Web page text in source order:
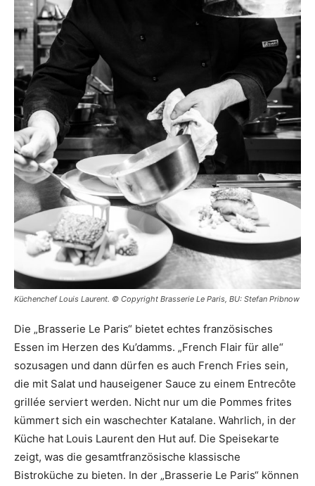
Küchenchef Louis Laurent. © Copyright Brasserie Le Paris, BU: Stefan Pribnow
Die „Brasserie Le Paris“ bietet echtes französisches
Essen im Herzen des Ku’damms. „French Flair für alle“
sozusagen und dann dürfen es auch French Fries sein,
die mit Salat und hauseigener Sauce zu einem Entrecôte
grillée serviert werden. Nicht nur um die Pommes frites
kümmert sich ein waschechter Katalane. Wahrlich, in der
Küche hat Louis Laurent den Hut auf. Die Speisekarte
zeigt, was die gesamtfranzösische klassische
Bistroküche zu bieten. In der „Brasserie Le Paris“ können